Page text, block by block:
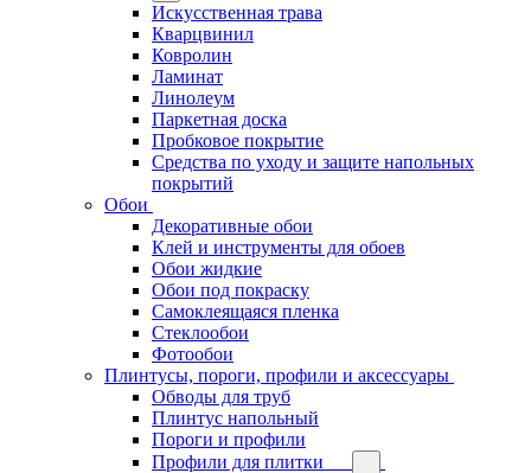
Искусственная трава
Кварцвинил
Ковролин
Ламинат
Линолеум
Паркетная доска
Пробковое покрытие
Средства по уходу и защите напольных
покрытий
Обои
Декоративные обои
Клей и инструменты для обоев
Обои жидкие
Обои под покраску
Самоклеящаяся пленка
Стеклообои
Фотообои
Плинтусы, пороги, профили и аксессуары
Обводы для труб
Плинтус напольный
Пороги и профили
Профили для плитки